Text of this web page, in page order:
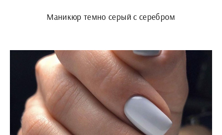
Маникюр темно серый с серебром